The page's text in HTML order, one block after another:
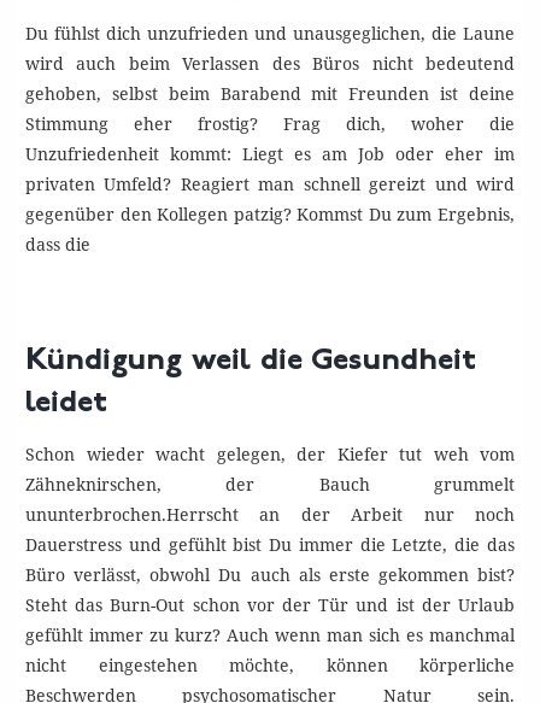
Du fühlst dich unzufrieden und unausgeglichen, die Laune
wird auch beim Verlassen des Büros nicht bedeutend
gehoben, selbst beim Barabend mit Freunden ist deine
Stimmung eher frostig? Frag dich, woher die
Unzufriedenheit kommt: Liegt es am Job oder eher im
privaten Umfeld? Reagiert man schnell gereizt und wird
gegenüber den Kollegen patzig? Kommst Du zum Ergebnis,
dass die
Kündigung weil die Gesundheit
leidet
Schon wieder wacht gelegen, der Kiefer tut weh vom
Zähneknirschen, der Bauch grummelt
ununterbrochen.Herrscht an der Arbeit nur noch
Dauerstress und gefühlt bist Du immer die Letzte, die das
Büro verlässt, obwohl Du auch als erste gekommen bist?
Steht das Burn-Out schon vor der Tür und ist der Urlaub
gefühlt immer zu kurz? Auch wenn man sich es manchmal
nicht eingestehen möchte, können körperliche
Beschwerden psychosomatischer Natur sein.